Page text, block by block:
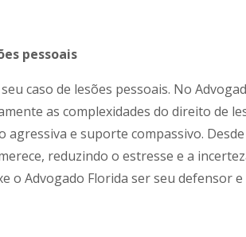
pessoais
caso de lesões pessoais. No
as complexidades do direito de
e suporte compassivo.
reduzindo o estresse e a
o Advogado Florida ser seu defensor